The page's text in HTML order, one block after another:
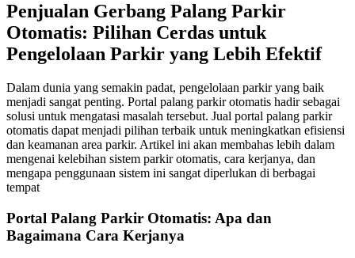
Penjualan Gerbang Palang Parkir
Otomatis: Pilihan Cerdas untuk
Pengelolaan Parkir yang Lebih Efektif
Dalam dunia yang semakin padat, pengelolaan parkir yang baik
menjadi sangat penting. Portal palang parkir otomatis hadir sebagai
solusi untuk mengatasi masalah tersebut. Jual portal palang parkir
otomatis dapat menjadi pilihan terbaik untuk meningkatkan efisiensi
dan keamanan area parkir. Artikel ini akan membahas lebih dalam
mengenai kelebihan sistem parkir otomatis, cara kerjanya, dan
mengapa penggunaan sistem ini sangat diperlukan di berbagai
tempat
Portal Palang Parkir Otomatis: Apa dan
Bagaimana Cara Kerjanya